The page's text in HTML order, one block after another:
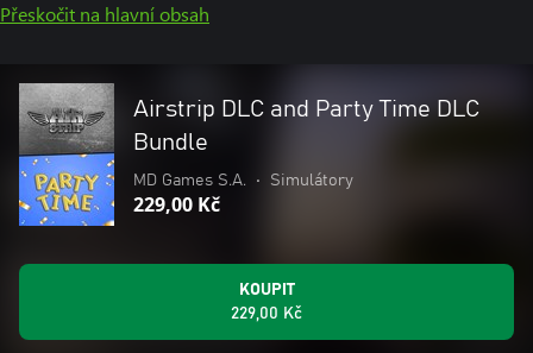
Přeskočit na hlavní obsah
Airstrip DLC and Party Time DLC
Bundle
MD Games S.A. • Simulátory
229,00 Kč
KOUPIT
229,00 Kč